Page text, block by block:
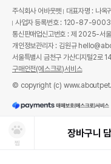
찜
장바구니 담
주식회사 어바웃펫
대표자명 : 나옥
사업자 등록번호 : 120-87-
통신판매업신고번호 : 제 2025-서
개인정보관리자 : 김원규
서울특별시 금천구 가산디지털2로
구매안전(에스크로)서비스
© copyright (c)